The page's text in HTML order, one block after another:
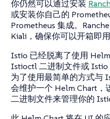
你仍然可以通过安装
或安装你自己的
Prometheus 集成。
Kiali，确保你可以开箱即
Istio 已经脱离了使用
Istioctl 二进制文件或 Istio
为了使用最简单的方式与
会维护一个 Helm Chart，
二进制文件来管理你的